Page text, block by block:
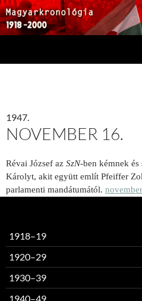
1947.
NOVEMBER 16.
Révai József az SzN-ben kémnek és
Károlyt, akit együtt említ Pfeiffer
parlamenti mandátumától.
1918–19
1920–29
1930–39
1940–49